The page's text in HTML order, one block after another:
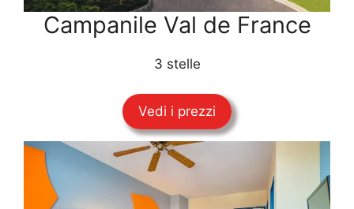
Campanile Val de France
3 stelle
Vedi i prezzi